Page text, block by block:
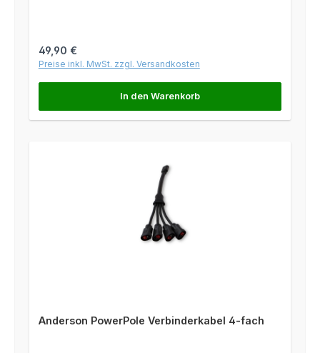
Regulärer Preis:
49,90 €
Preise inkl. MwSt. zzgl. Versandkosten
In den Warenkorb
Anderson PowerPole Verbinderkabel 4-fach